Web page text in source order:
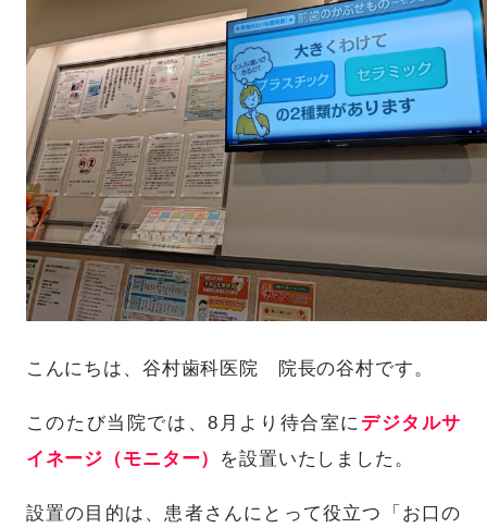
こんにちは、谷村歯科医院 院長の谷村です。
このたび当院では、8月より待合室に デジタルサ
イネージ（モニター） を設置いたしました。
設置の目的は、患者さんにとって役立つ「お口の